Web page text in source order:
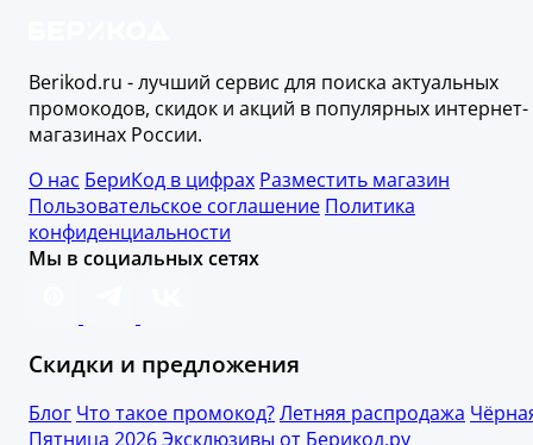
Berikod.ru - лучший сервис для поиска актуальных
промокодов, скидок и акций в популярных интернет-
магазинах России.
О нас БериКод в цифрах Разместить магазин
Пользовательское соглашение Политика
конфиденциальности
Мы в социальных сетях
Скидки и предложения
Блог Что такое промокод?Летняя распродажа
Пятница 2026Эксклюзивы от Берикод.ру